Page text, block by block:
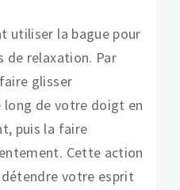
utiliser la bague pour
de relaxation. Par
glisser
long de votre doigt en
puis la faire
Cette action
votre esprit